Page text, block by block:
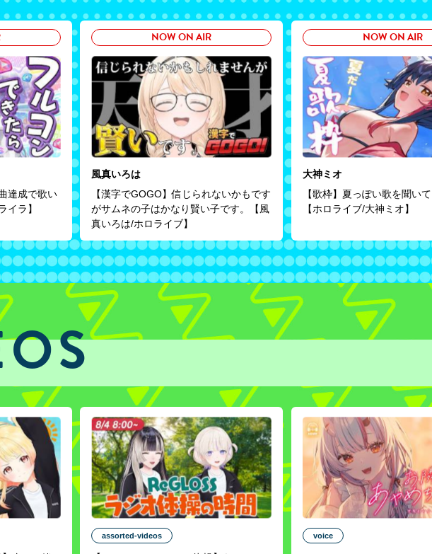
達成で歌い
イラ】
NOW ON AIR
風真いろは
【漢字でGOGO】信じられないかもです
がサムネの子はかなり賢い子です。【風
真いろは/ホロライブ】
NOW ON AIR
大神ミオ
【歌枠】夏っぽい歌を聞い
【ホロライブ/大神ミオ】
assorted-videos voice